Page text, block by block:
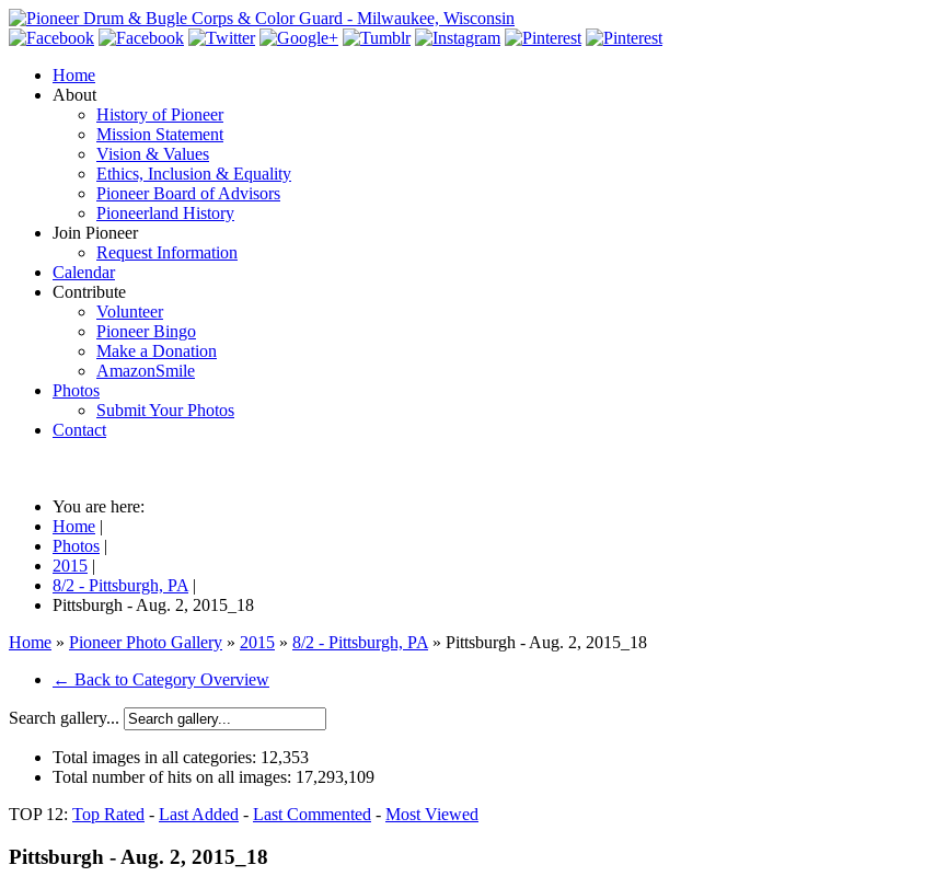
Home
About
History of Pioneer
Mission Statement
Vision & Values
Ethics, Inclusion & Equality
Pioneer Board of Advisors
Pioneerland History
Join Pioneer
Request Information
Calendar
Contribute
Volunteer
Pioneer Bingo
Make a Donation
AmazonSmile
Photos
Submit Your Photos
Contact
You are here:
Home |
Photos |
2015 |
8/2 - Pittsburgh, PA |
Pittsburgh - Aug. 2, 2015_18
Home » Pioneer Photo Gallery » 2015 » 8/2 - Pittsburgh, PA » Pittsburgh - Aug. 2, 2015_18
← Back to Category Overview
Search gallery...
Total images in all categories: 12,353
Total number of hits on all images: 17,293,109
TOP 12: Top Rated - Last Added - Last Commented - Most Viewed
Pittsburgh - Aug. 2, 2015_18